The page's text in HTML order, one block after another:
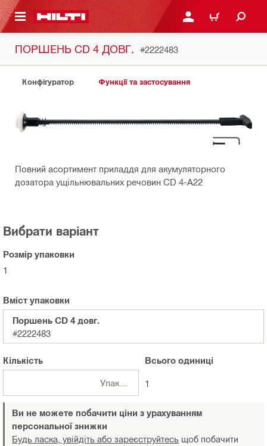
ЗМІСТУ УВІЙТИ АБО
КОШИК
ПОРШЕНЬ CD 4 ДОВГ. #2222483
Конфігуратор Функції та застосування
Повний асортимент приладдя для акумуляторного
дозатора ущільнювальних речовин CD 4-A22
Вибрати варіант
Розмір упаковки
1
Вміст упаковки
Поршень CD 4 довг.
#2222483
Кількість
Упаковки
Всьогоодиниці
1
Ви не можете побачити ціни з урахуванням
персональної знижки
Будь ласка, увійдіть або зареєструйтесь щоб побачити